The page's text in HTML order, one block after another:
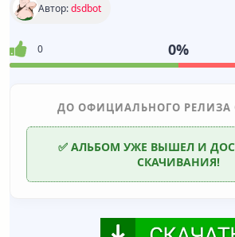
Автор:dsdbot
0 0%
ДО ОФИЦИАЛЬНОГО РЕЛИЗА
✅ АЛЬБОМ УЖЕ ВЫШЕЛ И
СКАЧИВАНИЯ!